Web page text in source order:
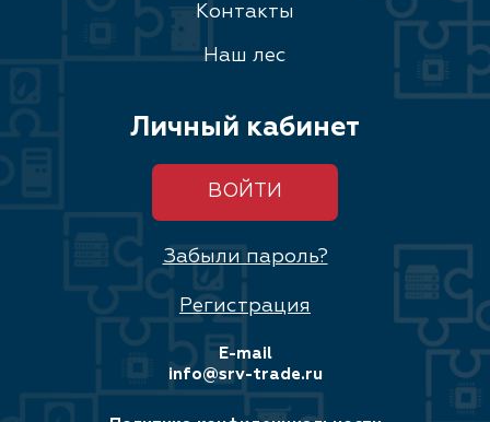
Контакты
Наш лес
Личный кабинет
ВОЙТИ
Забыли пароль?
Регистрация
E-mail
info@srv-trade.ru